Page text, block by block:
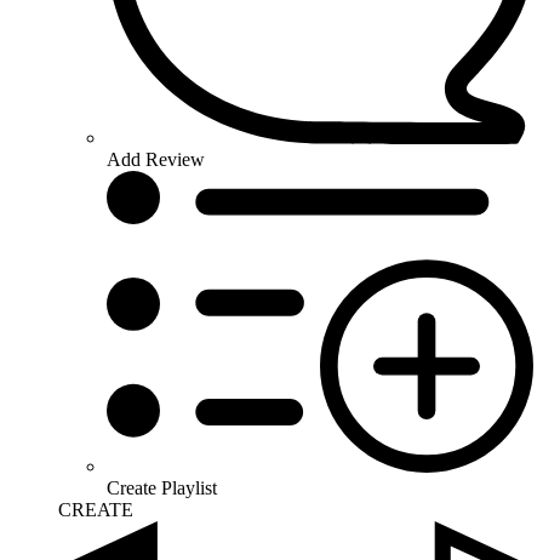
Add Review
Create Playlist
CREATE